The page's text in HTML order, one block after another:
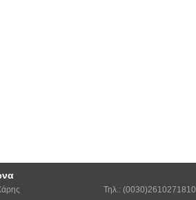
Τηλ.: (0030)2610271810